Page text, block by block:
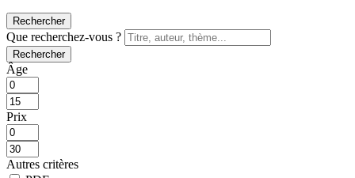
Rechercher
Que recherchez-vous ?
Rechercher
Âge
Prix
Autres critères